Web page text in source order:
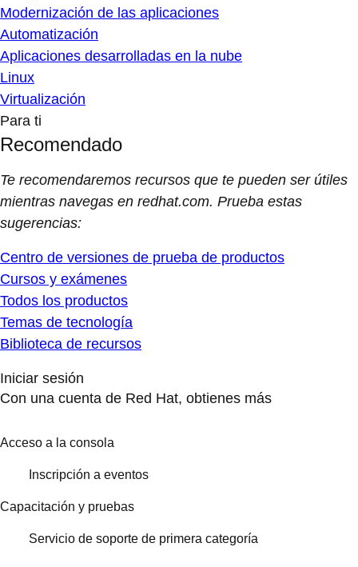
Modernización de las aplicaciones
Automatización
Aplicaciones desarrolladas en la nube
Linux
Virtualización
Para ti
Recomendado
Te recomendaremos recursos que te pueden ser útiles
mientras navegas en redhat.com. Prueba estas
sugerencias:
Centro de versiones de prueba de productos
Cursos y exámenes
Todos los productos
Temas de tecnología
Biblioteca de recursos
Iniciar sesión
Con una cuenta de Red Hat, obtienes más
Acceso a la consola
Inscripción a eventos
Capacitación y pruebas
Servicio de soporte de primera categoría